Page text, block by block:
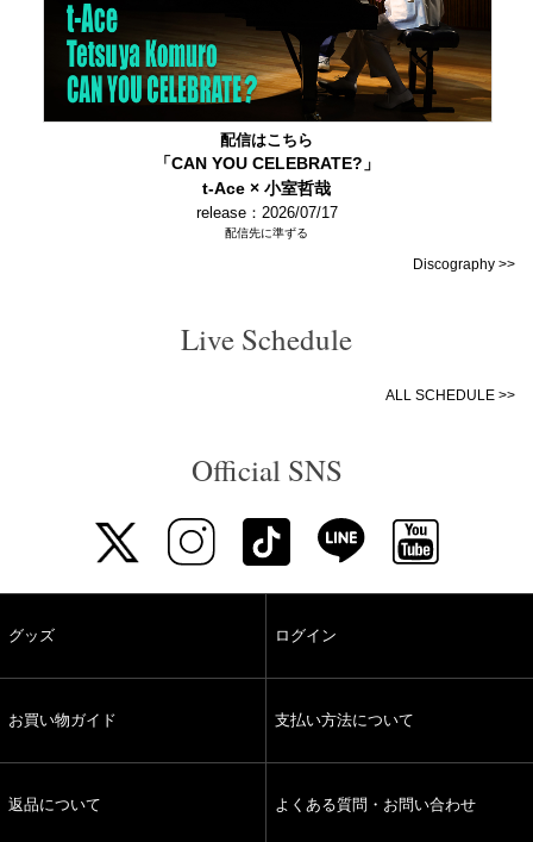
配信はこちら
「CAN YOU CELEBRATE?」
t-Ace × 小室哲哉
release：2026/07/17
配信先に準ずる
Discography >>
Live Schedule
ALL SCHEDULE >>
Official SNS
グッズ ログイン
お買い物ガイド 支払い方法について
返品について よくある質問・お問い合わせ